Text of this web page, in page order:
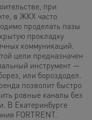
при
в ЖКХ часто
проделать пазы
прокладку
коммуникаций.
цели предназначен
инструмент —
или бороздодел.
позволит быстро
ровные каналы без
В Екатеринбурге
FORTRENT.